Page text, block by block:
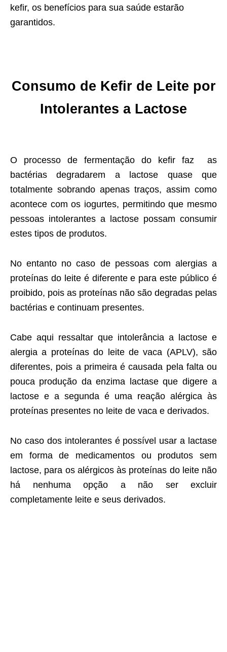
kefir, os benefícios para sua saúde estarão
garantidos.
Consumo de Kefir de Leite por
Intolerantes a Lactose
O processo de fermentação do kefir faz as
bactérias degradarem a lactose quase que
totalmente sobrando apenas traços, assim como
acontece com os iogurtes, permitindo que mesmo
pessoas intolerantes a lactose possam consumir
estes tipos de produtos.
No entanto no caso de pessoas com alergias a
proteínas do leite é diferente e para este público é
proibido, pois as proteínas não são degradas pelas
bactérias e continuam presentes.
Cabe aqui ressaltar que intolerância a lactose e
alergia a proteínas do leite de vaca (APLV), são
diferentes, pois a primeira é causada pela falta ou
pouca produção da enzima lactase que digere a
lactose e a segunda é uma reação alérgica às
proteínas presentes no leite de vaca e derivados.
No caso dos intolerantes é possível usar a lactase
em forma de medicamentos ou produtos sem
lactose, para os alérgicos às proteínas do leite não
há nenhuma opção a não ser excluir
completamente leite e seus derivados.